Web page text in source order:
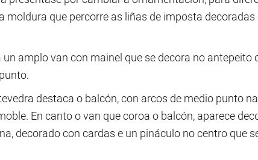
moldura que percorre as liñas de imposta
amplo van con mainel que se decora no antepeito
destaca o balcón, con arcos de medio punto
En canto o van que coroa o balcón, aparece
decorado con cardas e un pináculo no centro que